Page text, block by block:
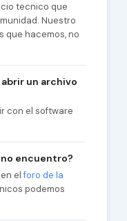
tecnico que
Nuestro
que hacemos, no
un archivo
con el software
encuentro?
en elforo de la
podemos